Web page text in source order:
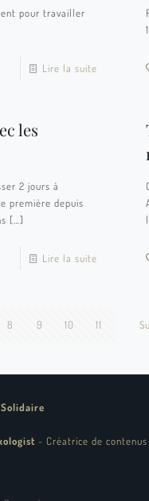
pour travailler
Lire la suite
les
2 jours à
première depuis
[…]
Lire la suite
8 9 10 11
- Créatrice de